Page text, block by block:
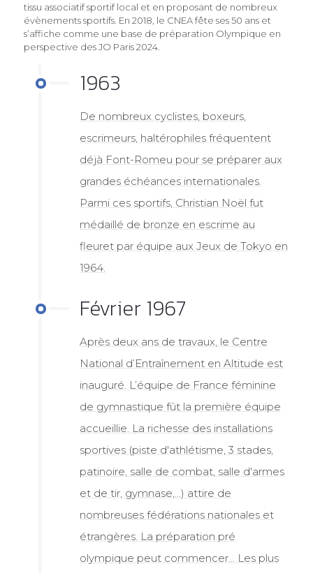
tissu associatif sportif local et en proposant de nombreux
évènements sportifs. En 2018, le CNEA fête ses 50 ans et
s’affiche comme une base de préparation Olympique en
perspective des JO Paris 2024.
1963
De nombreux cyclistes, boxeurs,
escrimeurs, haltérophiles fréquentent
déjà Font-Romeu pour se préparer aux
grandes échéances internationales.
Parmi ces sportifs, Christian Noël fut
médaillé de bronze en escrime au
fleuret par équipe aux Jeux de Tokyo en
1964.
Février 1967
Après deux ans de travaux, le Centre
National d’Entraînement en Altitude est
inauguré. L’équipe de France féminine
de gymnastique fût la première équipe
accueillie. La richesse des installations
sportives (piste d'athlétisme, 3 stades,
patinoire, salle de combat, salle d'armes
et de tir, gymnase,...) attire de
nombreuses fédérations nationales et
étrangères. La préparation pré
olympique peut commencer... Les plus